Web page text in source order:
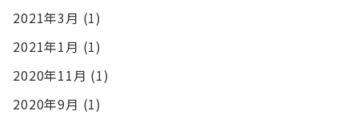
2021年3月 (1)
2021年1月 (1)
2020年11月 (1)
2020年9月 (1)